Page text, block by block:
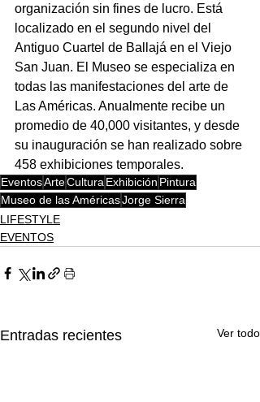
organización sin fines de lucro. Está
localizado en el segundo nivel del
Antiguo Cuartel de Ballajá en el Viejo
San Juan. El Museo se especializa en
todas las manifestaciones del arte de
Las Américas. Anualmente recibe un
promedio de 40,000 visitantes, y desde
su inauguración se han realizado sobre
458 exhibiciones temporales.
EventosArteCultura Exhibición Pintura
Museo de las AméricasJorge Sierra
LIFESTYLE
EVENTOS
Entradas recientes Ver todo